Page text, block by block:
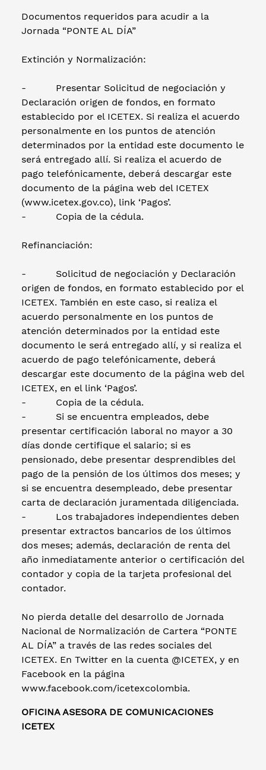
Documentos requeridos para acudir a la
Jornada “PONTE AL DÍA”
Extinción y Normalización:
- Presentar Solicitud de negociación y
Declaración origen de fondos, en formato
establecido por el ICETEX. Si realiza el acuerdo
personalmente en los puntos de atención
determinados por la entidad este documento le
será entregado allí. Si realiza el acuerdo de
pago telefónicamente, deberá descargar este
documento de la página web del ICETEX
(www.icetex.gov.co), link ‘Pagos’.
- Copia de la cédula.
Refinanciación:
- Solicitud de negociación y Declaración
origen de fondos, en formato establecido por el
ICETEX. También en este caso, si realiza el
acuerdo personalmente en los puntos de
atención determinados por la entidad este
documento le será entregado allí, y si realiza el
acuerdo de pago telefónicamente, deberá
descargar este documento de la página web del
ICETEX, en el link ‘Pagos’.
- Copia de la cédula.
- Si se encuentra empleados, debe
presentar certificación laboral no mayor a 30
días donde certifique el salario; si es
pensionado, debe presentar desprendibles del
pago de la pensión de los últimos dos meses; y
si se encuentra desempleado, debe presentar
carta de declaración juramentada diligenciada.
- Los trabajadores independientes deben
presentar extractos bancarios de los últimos
dos meses; además, declaración de renta del
año inmediatamente anterior o certificación del
contador y copia de la tarjeta profesional del
contador.
No pierda detalle del desarrollo de Jornada
Nacional de Normalización de Cartera “PONTE
AL DÍA” a través de las redes sociales del
ICETEX. En Twitter en la cuenta @ICETEX, y en
Facebook en la página
www.facebook.com/icetexcolombia.
OFICINA ASESORA DE COMUNICACIONES
ICETEX